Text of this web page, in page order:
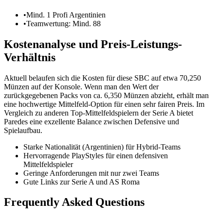
•Mind. 1 Profi Argentinien
•Teamwertung: Mind. 88
Kostenanalyse und Preis-Leistungs-
Verhältnis
Aktuell belaufen sich die Kosten für diese SBC auf etwa 70,250
Münzen auf der Konsole. Wenn man den Wert der
zurückgegebenen Packs von ca. 6,350 Münzen abzieht, erhält man
eine hochwertige Mittelfeld-Option für einen sehr fairen Preis. Im
Vergleich zu anderen Top-Mittelfeldspielern der Serie A bietet
Paredes eine exzellente Balance zwischen Defensive und
Spielaufbau.
Starke Nationalität (Argentinien) für Hybrid-Teams
Hervorragende PlayStyles für einen defensiven
Mittelfeldspieler
Geringe Anforderungen mit nur zwei Teams
Gute Links zur Serie A und AS Roma
Frequently Asked Questions